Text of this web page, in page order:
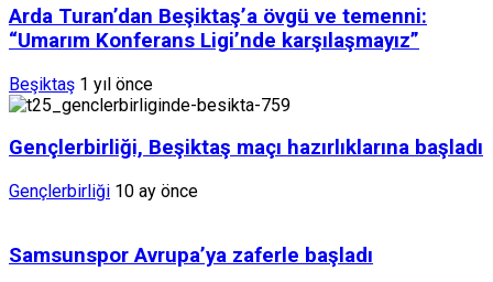
Arda Turan’dan Beşiktaş’a övgü ve temenni:
“Umarım Konferans Ligi’nde karşılaşmayız”
Beşiktaş 1 yıl önce
Gençlerbirliği, Beşiktaş maçı hazırlıklarına başladı
Gençlerbirliği 10 ay önce
Samsunspor Avrupa’ya zaferle başladı